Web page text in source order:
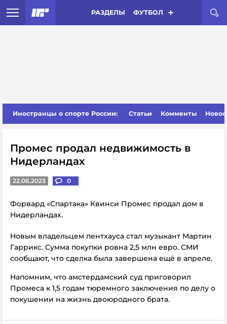
РАЗДЕЛЫ ФУТБОЛ
Иностранцы о спорте России: Статьи Комменты
Промес продал недвижимость в
Нидерландах
22.06.2023 0
Форвард «Спартака» Квинси Промес продал дом в
Нидерландах.
Новым владельцем пентхауса стал музыкант Мартин
Гаррикс. Сумма покупки ровна 2,5 млн евро. СМИ
сообщают, что сделка была завершена ещё в апреле.
Напомним, что амстердамский суд приговорил
Промеса к 1,5 годам тюремного заключения по делу о
покушении на жизнь двоюродного брата.